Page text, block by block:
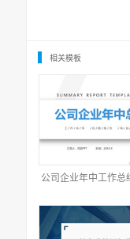
相关模板
公司企业年中工作总